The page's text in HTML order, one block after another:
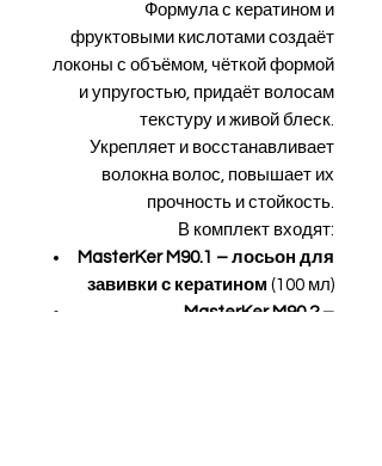
Формула с кератином и
фруктовыми кислотами создаёт
локоны с объёмом, чёткой формой
и упругостью, придаёт волосам
текстуру и живой блеск.
Укрепляет и восстанавливает
волокна волос, повышает их
прочность и стойкость.
В комплект входят:
MasterKer M90.1 – лосьон для
завивки с кератином (100 мл)
MasterKer M90.2 –